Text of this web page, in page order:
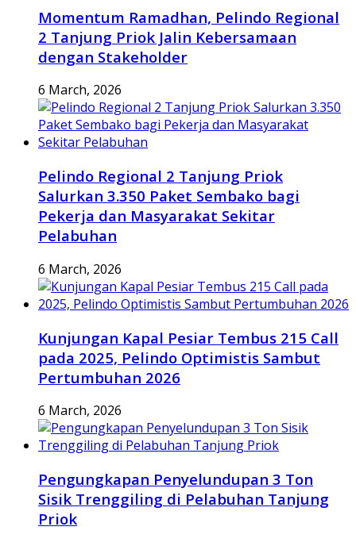
Momentum Ramadhan, Pelindo Regional
2 Tanjung Priok Jalin Kebersamaan
dengan Stakeholder
6 March, 2026
Pelindo Regional 2 Tanjung Priok
Salurkan 3.350 Paket Sembako bagi
Pekerja dan Masyarakat Sekitar
Pelabuhan
6 March, 2026
Kunjungan Kapal Pesiar Tembus 215 Call
pada 2025, Pelindo Optimistis Sambut
Pertumbuhan 2026
6 March, 2026
Pengungkapan Penyelundupan 3 Ton
Sisik Trenggiling di Pelabuhan Tanjung
Priok